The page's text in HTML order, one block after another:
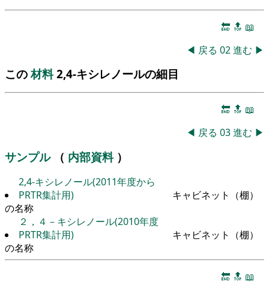
🔚 🔝 📖
◀ 戻る 02進む ▶
この材料2,4-キシレノールの細目
🔚 🔝 📖
◀ 戻る 03進む ▶
サンプル （ 内部資料 ）
2,4-キシレノール(2011年度から
PRTR集計用)
キャビネット（棚）
の名称
２，４－キシレノール(2010年度
PRTR集計用)
キャビネット（棚）
の名称
🔚 🔝 📖